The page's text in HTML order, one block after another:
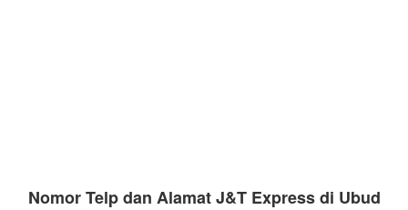
Nomor Telp dan Alamat J&T Express di Ubud